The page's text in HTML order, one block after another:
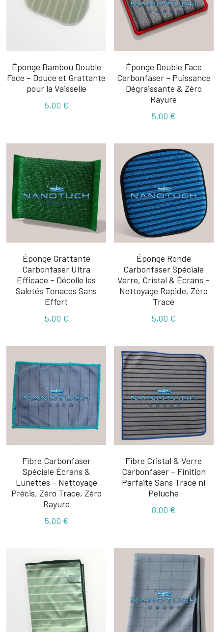
Éponge Bambou Double
Face – Douce et Grattante
pour la Vaisselle
5,00 €
Éponge Double Face
Carbonfaser – Puissance
Dégraissante & Zéro
Rayure
5,00 €
Éponge Grattante
Carbonfaser Ultra
Efficace – Décolle les
Saletés Tenaces Sans
Effort
5,00 €
Éponge Ronde
Carbonfaser Spéciale
Verre, Cristal & Écrans –
Nettoyage Rapide, Zéro
Trace
5,00 €
Fibre Carbonfaser
Spéciale Écrans &
Lunettes – Nettoyage
Précis, Zéro Trace, Zéro
Rayure
5,00 €
Fibre Cristal & Verre
Carbonfaser – Finition
Parfaite Sans Trace ni
Peluche
8,00 €